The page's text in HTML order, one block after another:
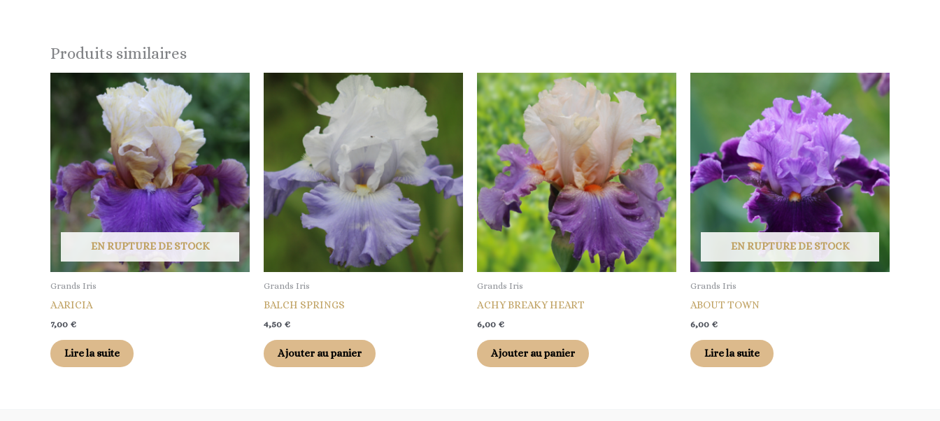
Produits similaires
EN RUPTURE DE STOCK
Grands Iris
AARICIA
7,00 €
Lire la suite
Grands Iris
BALCH SPRINGS
4,50 €
Ajouter au panier
Grands Iris
ACHY BREAKY HEART
6,00 €
Ajouter au panier
EN RUPTURE DE STOCK
Grands Iris
ABOUT TOWN
6,00 €
Lire la suite